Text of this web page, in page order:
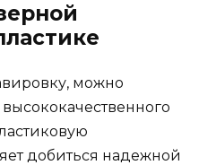
можно
добиться надежной